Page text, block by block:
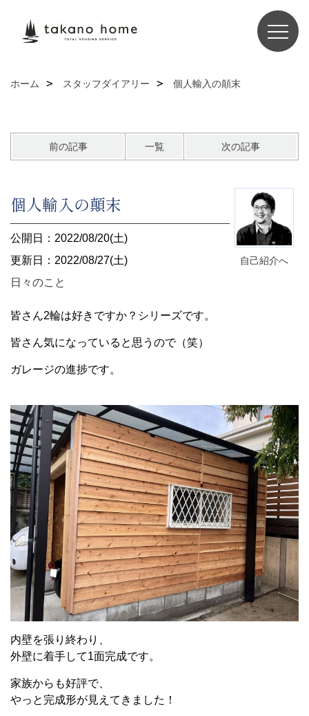
ホーム スタッフダイアリー 個人輸入の顛末
前の記事 一覧 次の記事
自己紹介へ
個人輸入の顛末
公開日：2022/08/20(土)
更新日：2022/08/27(土)
日々のこと
皆さん2輪は好きですか？シリーズです。
皆さん気になっていると思うので（笑）
ガレージの進捗です。
内壁を張り終わり、
外壁に着手して1面完成です。
家族からも好評で、
やっと完成形が見えてきました！